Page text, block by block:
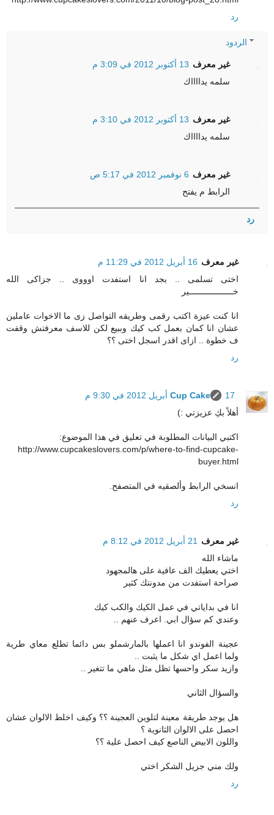
رد
الردود
غير معرف 13 أكتوبر 2012 في 3:09 م
سلمه يدااااك
غير معرف 13 أكتوبر 2012 في 3:10 م
سلمه يدااااك
غير معرف 6 نوفمبر 2012 في 5:17 ص
الرابط م يفتح
رد
غير معرف 16 أبريل 2012 في 11:29 م
اختى تسلمى .. بجد انا استفدت اوووى .. جزاكى الله
خــــــــــــــــــير
انا كنت عيزة اكتب رقمى وطريقه التواصل زى ما الاخوات عاملين
عشان انا كمان بعمل كب كيك وببيع لكن للاسف معرفتش وقفت
ف خطوة .. ازاى اقدر اسجل اختى ؟؟
رد
Cup Cake
17 أبريل 2012 في 9:30 م
أهلاً بكِ عزيزتي :)
اكتبي البيانات المطلوبة في تعليق في هذا الموضوع:
http://www.cupcakeslovers.com/p/where-to-find-cupcake-
buyer.html
انسخي الرابط وألصقيه في المتصفح.
رد
غير معرف
21 أبريل 2012 في 8:12 م
ماشاء الله
اختي يعطيك الف عافية على هالمجهود
صراحة استفدت من مدونتك كثير
انا في بداياتي في عمل الكيك والكب كيك
وعندي كم سؤال ابي. اعرف عنهم ..
عجينة الفوندو انا اعملها بالمارشملو بس دائما تطلع معاي طرية
ولما اعمل اي شكل ما يثبت ..
وازيد سكر واحسها تظل مثل ماهي ما تتغير ..
والسؤال الثاني
هل يوجد طريقة معينة لتلوين العجينة ؟؟ وكيف اخلط الالوان عشان
احصل على الالوان الثانوية ؟
واللون الابيض الناصع كيف احصل علية ؟؟
ولك مني جزيل الشكر اختي
رد